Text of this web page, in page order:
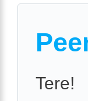
Tere!